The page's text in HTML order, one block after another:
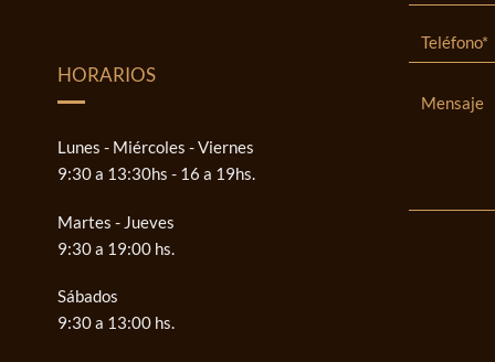
HORARIOS
Lunes - Miércoles - Viernes
9:30 a 13:30hs - 16 a 19hs.
Martes - Jueves
9:30 a 19:00 hs.
Sábados
9:30 a 13:00 hs.